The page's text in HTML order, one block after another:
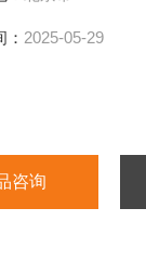
2025-05-29
咨询